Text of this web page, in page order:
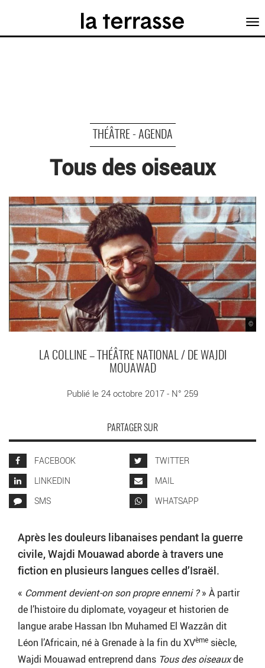
THÉÂTRE - AGENDA
Tous des oiseaux
©
LA COLLINE – THÉÂTRE NATIONAL / DE WAJDI
MOUAWAD
Publié le 24 octobre 2017 - N° 259
PARTAGER SUR
FACEBOOK
TWITTER
LINKEDIN
MAIL
SMS
WHATSAPP
Après les douleurs libanaises pendant la guerre
civile, Wajdi Mouawad aborde à travers une
fiction en plusieurs langues celles d’Israël.
« Comment devient-on son propre ennemi ?» À partir
de l’histoire du diplomate, voyageur et historien de
langue arabe Hassan Ibn Muhamed El Wazzân dit
Léon l’Africain, né à Grenade à la fin du XVème siècle,
Wajdi Mouawad entreprend dans Tous des oiseauxde